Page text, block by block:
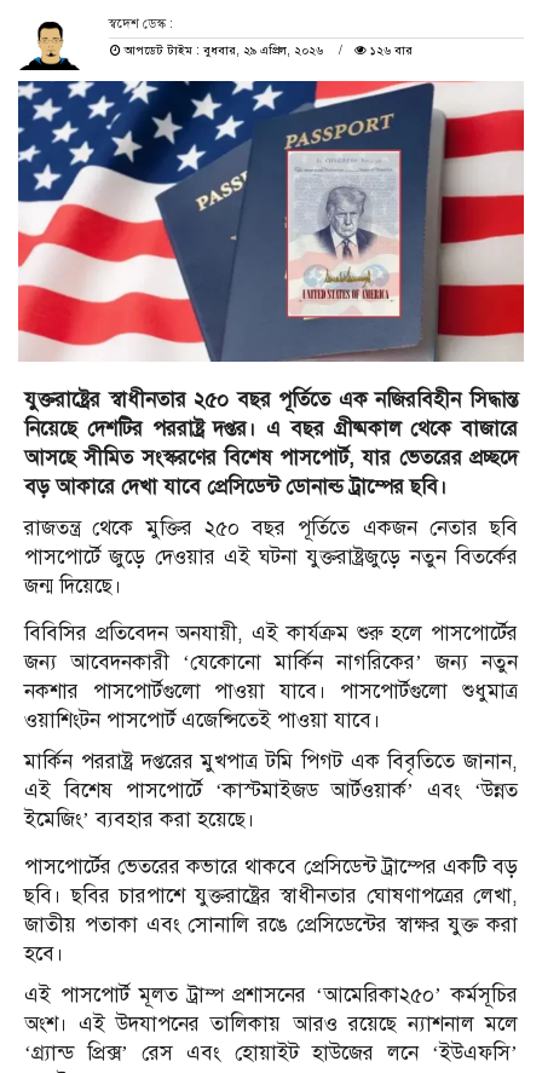
স্বদেশ ডেস্ক :
আপডেট টাইম : বুধবার, ২৯ এপ্রিল, ২০২৬
১২৬ বার
যুক্তরাষ্ট্রের স্বাধীনতার ২৫০ বছর পূর্তিতে এক নজিরবিহীন সিদ্ধান্ত
নিয়েছে দেশটির পররাষ্ট্র দপ্তর। এ বছর গ্রীষ্মকাল থেকে বাজারে
আসছে সীমিত সংস্করণের বিশেষ পাসপোর্ট, যার ভেতরের প্রচ্ছদে
বড় আকারে দেখা যাবে প্রেসিডেন্ট ডোনাল্ড ট্রাম্পের ছবি।
রাজতন্ত্র থেকে মুক্তির ২৫০ বছর পূর্তিতে একজন নেতার ছবি
পাসপোর্টে জুড়ে দেওয়ার এই ঘটনা যুক্তরাষ্ট্রজুড়ে নতুন বিতর্কের
জন্ম দিয়েছে।
বিবিসির প্রতিবেদন অনযায়ী, এই কার্যক্রম শুরু হলে পাসপোর্টের
জন্য আবেদনকারী ‘যেকোনো মার্কিন নাগরিকের’ জন্য নতুন
নকশার পাসপোর্টগুলো পাওয়া যাবে। পাসপোর্টগুলো শুধুমাত্র
ওয়াশিংটন পাসপোর্ট এজেন্সিতেই পাওয়া যাবে।
মার্কিন পররাষ্ট্র দপ্তরের মুখপাত্র টমি পিগট এক বিবৃতিতে জানান,
এই বিশেষ পাসপোর্টে ‘কাস্টমাইজড আর্টওয়ার্ক’ এবং ‘উন্নত
ইমেজিং’ ব্যবহার করা হয়েছে।
পাসপোর্টের ভেতরের কভারে থাকবে প্রেসিডেন্ট ট্রাম্পের একটি বড়
ছবি। ছবির চারপাশে যুক্তরাষ্ট্রের স্বাধীনতার ঘোষণাপত্রের লেখা,
জাতীয় পতাকা এবং সোনালি রঙে প্রেসিডেন্টের স্বাক্ষর যুক্ত করা
হবে।
এই পাসপোর্ট মূলত ট্রাম্প প্রশাসনের ‘আমেরিকা২৫০’ কর্মসূচির
অংশ। এই উদযাপনের তালিকায় আরও রয়েছে ন্যাশনাল মলে
‘গ্র্যান্ড প্রিক্স’ রেস এবং হোয়াইট হাউজের লনে ‘ইউএফসি’